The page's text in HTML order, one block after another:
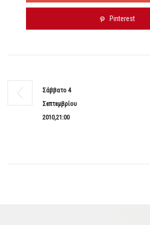
Pinterest
Σάββατο 4
Σεπτεμβρίου
2010,21:00